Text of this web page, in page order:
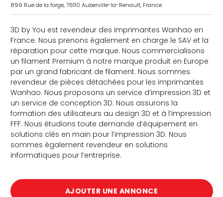
899 Rue de la forge, 76110 Auberville-la-Renault, France
3D by You est revendeur des imprimantes Wanhao en
France. Nous prenons également en charge le SAV et la
réparation pour cette marque. Nous commercialisons
un filament Premium à notre marque produit en Europe
par un grand fabricant de filament. Nous sommes
revendeur de pièces détachées pour les imprimantes
Wanhao. Nous proposons un service d’impression 3D et
un service de conception 3D. Nous assurons la
formation des utilisateurs au design 3D et à l’impression
FFF. Nous étudions toute demande d’équipement en
solutions clés en main pour l’impression 3D. Nous
sommes également revendeur en solutions
informatiques pour l’entreprise.
AJOUTER UNE ANNONCE